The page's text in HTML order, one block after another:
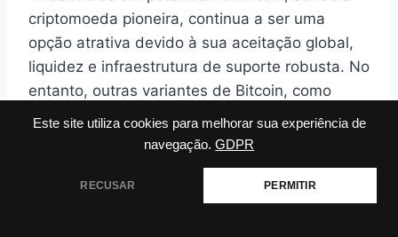
Este site utiliza cookies para melhorar sua experiência de
navegação. GDPR
RECUSAR PERMITIR
criptomoeda pioneira, continua a ser uma
opção atrativa devido à sua aceitação global,
liquidez e infraestrutura de suporte robusta. No
entanto, outras variantes de Bitcoin, como
Bitcoin Cash e Bitcoin SV, também apresentam
características únicas que podem se alinhar